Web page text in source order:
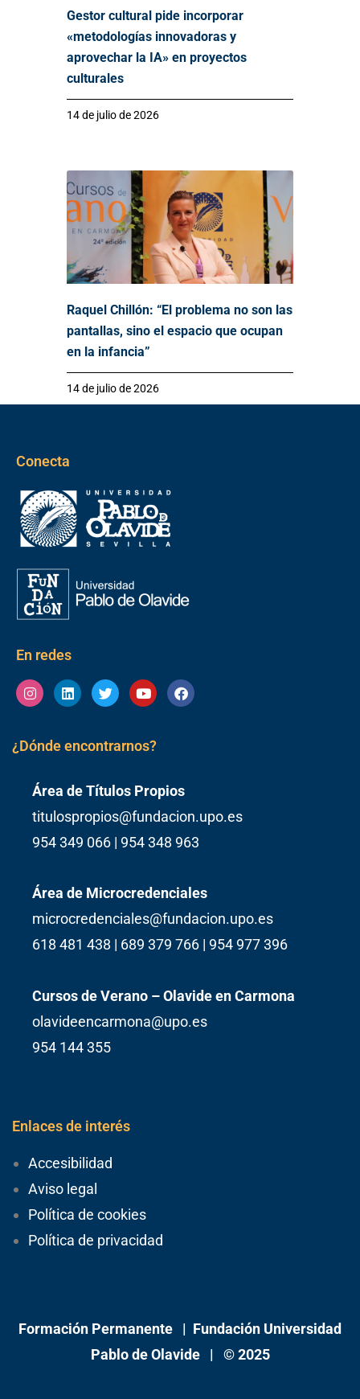
Gestor cultural pide incorporar
«metodologías innovadoras y
aprovechar la IA» en proyectos
culturales
14 de julio de 2026
Raquel Chillón: “El problema no son las
pantallas, sino el espacio que ocupan
en la infancia”
14 de julio de 2026
Conecta
En redes
InstagramLinkedinTwitterYoutubeFacebook
¿Dónde encontrarnos?
Área de Títulos Propios
titulospropios@fundacion.upo.es
954 349 066 | 954 348 963
Área de Microcredenciales
microcredenciales@fundacion.upo.es
618 481 438 | 689 379 766 | 954 977 396
Cursos de Verano – Olavide en Carmona
olavideencarmona@upo.es
954 144 355
Enlaces de interés
Accesibilidad
Aviso legal
Política de cookies
Política de privacidad
Formación Permanente | Fundación Universidad
Pablo de Olavide| © 2025